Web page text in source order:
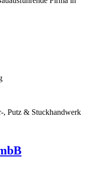
, Putz & Stuckhandwerk